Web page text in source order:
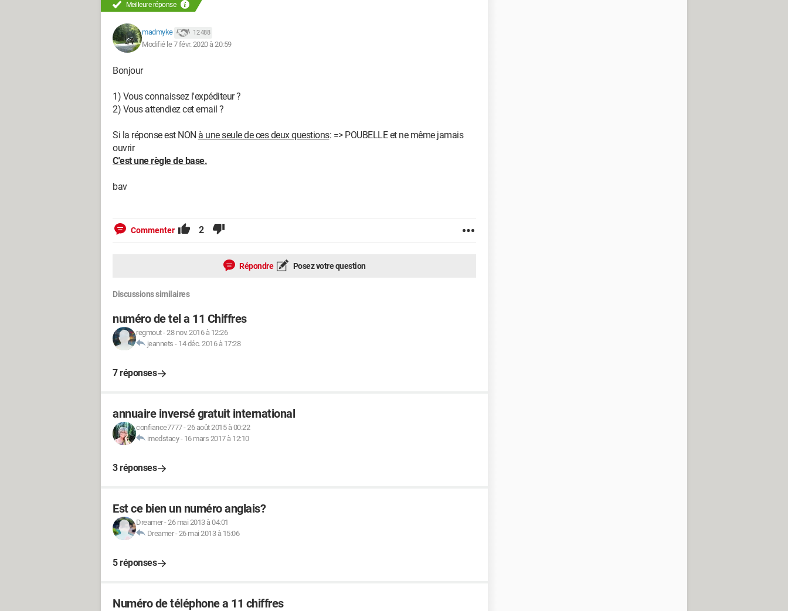
Meilleure réponse
madmyke 12 488
Modifié le 7 févr. 2020 à 20:59
Bonjour
1) Vous connaissez l'expéditeur ?
2) Vous attendiez cet email ?
Si la réponse est NON à une seule de ces deux questions: => POUBELLE et ne même jamais
ouvrir
C'est une règle de base.
bav
Commenter 2
Répondre Posez votre question
Discussions similaires
numéro de tel a 11 Chiffres
regmout-28 nov. 2016 à 12:26
jeannets - 14 déc. 2016 à 17:28
7 réponses
annuaire inversé gratuit international
confiance7777-26 août 2015 à 00:22
imedstacy- 16 mars 2017 à 12:10
3 réponses
Est ce bien un numéro anglais?
Dreamer-26 mai 2013 à 04:01
Dreamer-26 mai 2013 à 15:06
5 réponses
Numéro de téléphone a 11 chiffres